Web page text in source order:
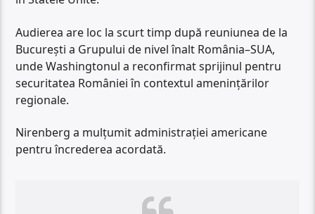
Audierea are loc la scurt timp după reuniunea de la
București a Grupului de nivel înalt România–SUA,
unde Washingtonul a reconfirmat sprijinul pentru
securitatea României în contextul amenințărilor
regionale.
Nirenberg a mulțumit administrației americane
pentru încrederea acordată.